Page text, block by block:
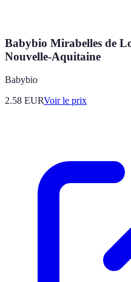
Babybio Mirabelles de
Nouvelle-Aquitaine
Babybio
2.58 EURVoir le prix